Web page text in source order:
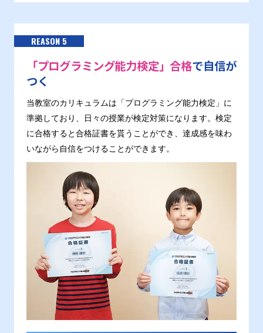
REASON 5
「プログラミング能力検定」合格で自信が
つく
当教室のカリキュラムは「プログラミング能力検定」に
準拠しており、日々の授業が検定対策になります。検定
に合格すると合格証書を貰うことができ、達成感を味わ
いながら自信をつけることができます。